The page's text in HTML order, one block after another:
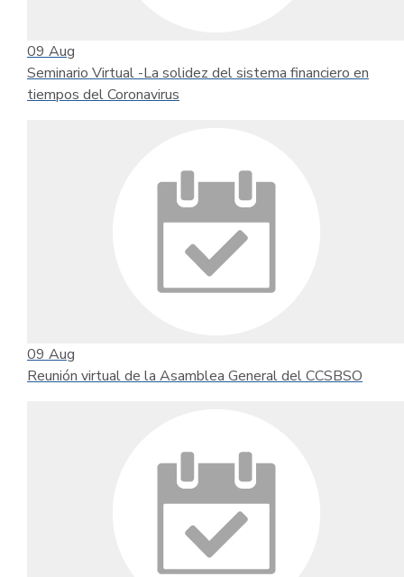
09 Aug
Seminario Virtual -La solidez del sistema financiero en
tiempos del Coronavirus
09 Aug
Reunión virtual de la Asamblea General del CCSBSO